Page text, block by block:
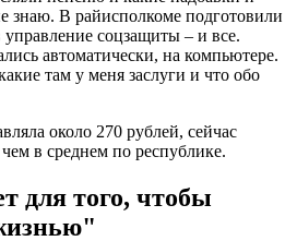
знаю. В райисполкоме подготовили
соцзащиты – и все.
автоматически, на компьютере.
там у меня заслуги и что обо
около 270 рублей, сейчас
в среднем по республике.
для того, чтобы